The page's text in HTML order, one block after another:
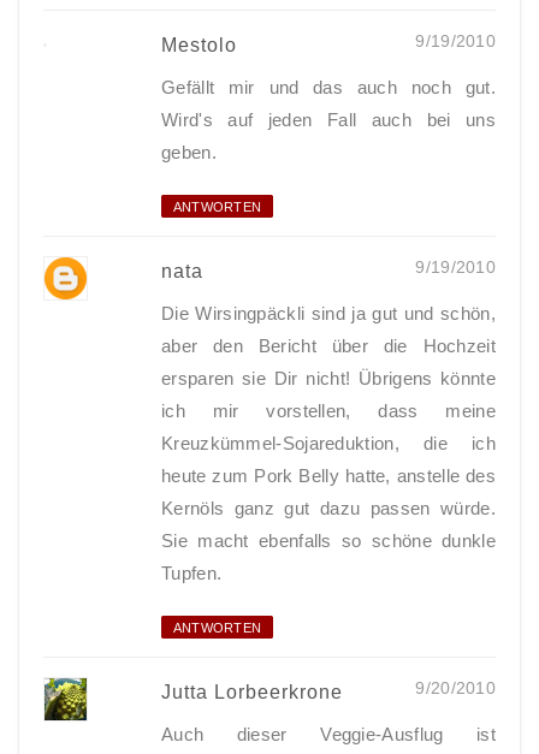
Mestolo 9/19/2010
Gefällt mir und das auch noch gut.
Wird's auf jeden Fall auch bei uns
geben.
ANTWORTEN
nata 9/19/2010
Die Wirsingpäckli sind ja gut und schön,
aber den Bericht über die Hochzeit
ersparen sie Dir nicht! Übrigens könnte
ich mir vorstellen, dass meine
Kreuzkümmel-Sojareduktion, die ich
heute zum Pork Belly hatte, anstelle des
Kernöls ganz gut dazu passen würde.
Sie macht ebenfalls so schöne dunkle
Tupfen.
ANTWORTEN
Jutta Lorbeerkrone 9/20/2010
Auch dieser Veggie-Ausflug ist